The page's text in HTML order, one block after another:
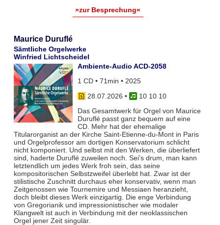
»zur Besprechung«
Maurice Duruflé
Sämtliche Orgelwerke
Winfried Lichtscheidel
Ambiente-Audio ACD-2058
1 CD • 71min • 2025
28.07.2026 •
10 10 10
Das Gesamtwerk für Orgel von Maurice
Duruflé passt ganz bequem auf eine
CD. Mehr hat der ehemalige
Titularorganist an der Kirche Saint-Etienne-du-Mont in Paris
und Orgelprofessor am dortigen Konservatorium schlicht
nicht komponiert. Und selbst mit den Werken, die überliefert
sind, haderte Duruflé zuweilen noch. Sei’s drum, man kann
letztendlich um jedes Werk froh sein, das seine
kompositorischen Selbstzweifel überlebt hat. Zwar ist der
stilistische Zuschnitt durchaus eher konservativ, wenn man
Zeitgenossen wie Tournemire und Messiaen heranzieht,
doch bleibt dieses Werk einzigartig. Die enge Verbindung
von Gregorianik und impressionistischer wie modaler
Klangwelt ist auch in Verbindung mit der neoklassischen
Orgel jener Zeit singulär.